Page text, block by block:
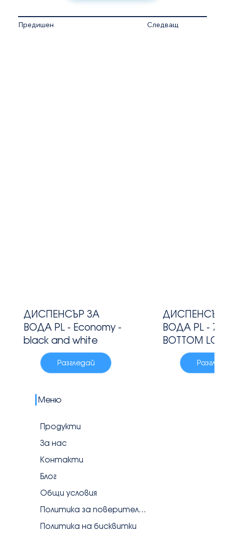
Следващ
Предишен
ДИСПЕНСЪР ЗА
ВОДА PL - Economy -
black and white
Разгледай
ДИСПЕНСЪР
ВОДА PL - 75
BOTTOM
Меню
Продукти
За нас
Контакти
Блог
Общи условия
Политика за поверителност
Политика на бисквитки